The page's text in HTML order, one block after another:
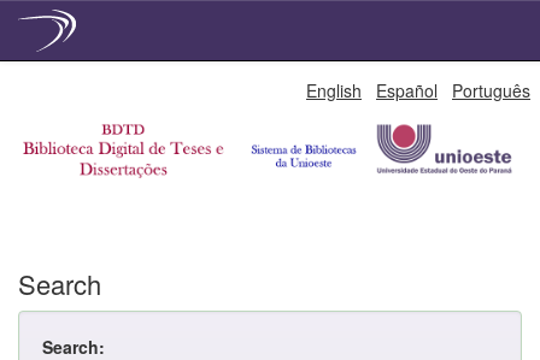
English Español Português
Search
Search: